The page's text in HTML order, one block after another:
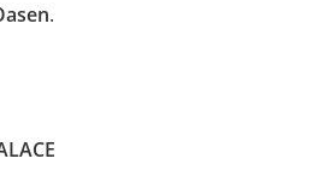
.